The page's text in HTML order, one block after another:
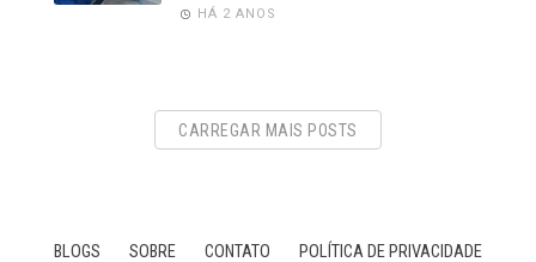
HÁ 2 ANOS
CARREGAR MAIS POSTS
BLOGS SOBRE CONTATO POLÍTICA DE PRIVACIDADE